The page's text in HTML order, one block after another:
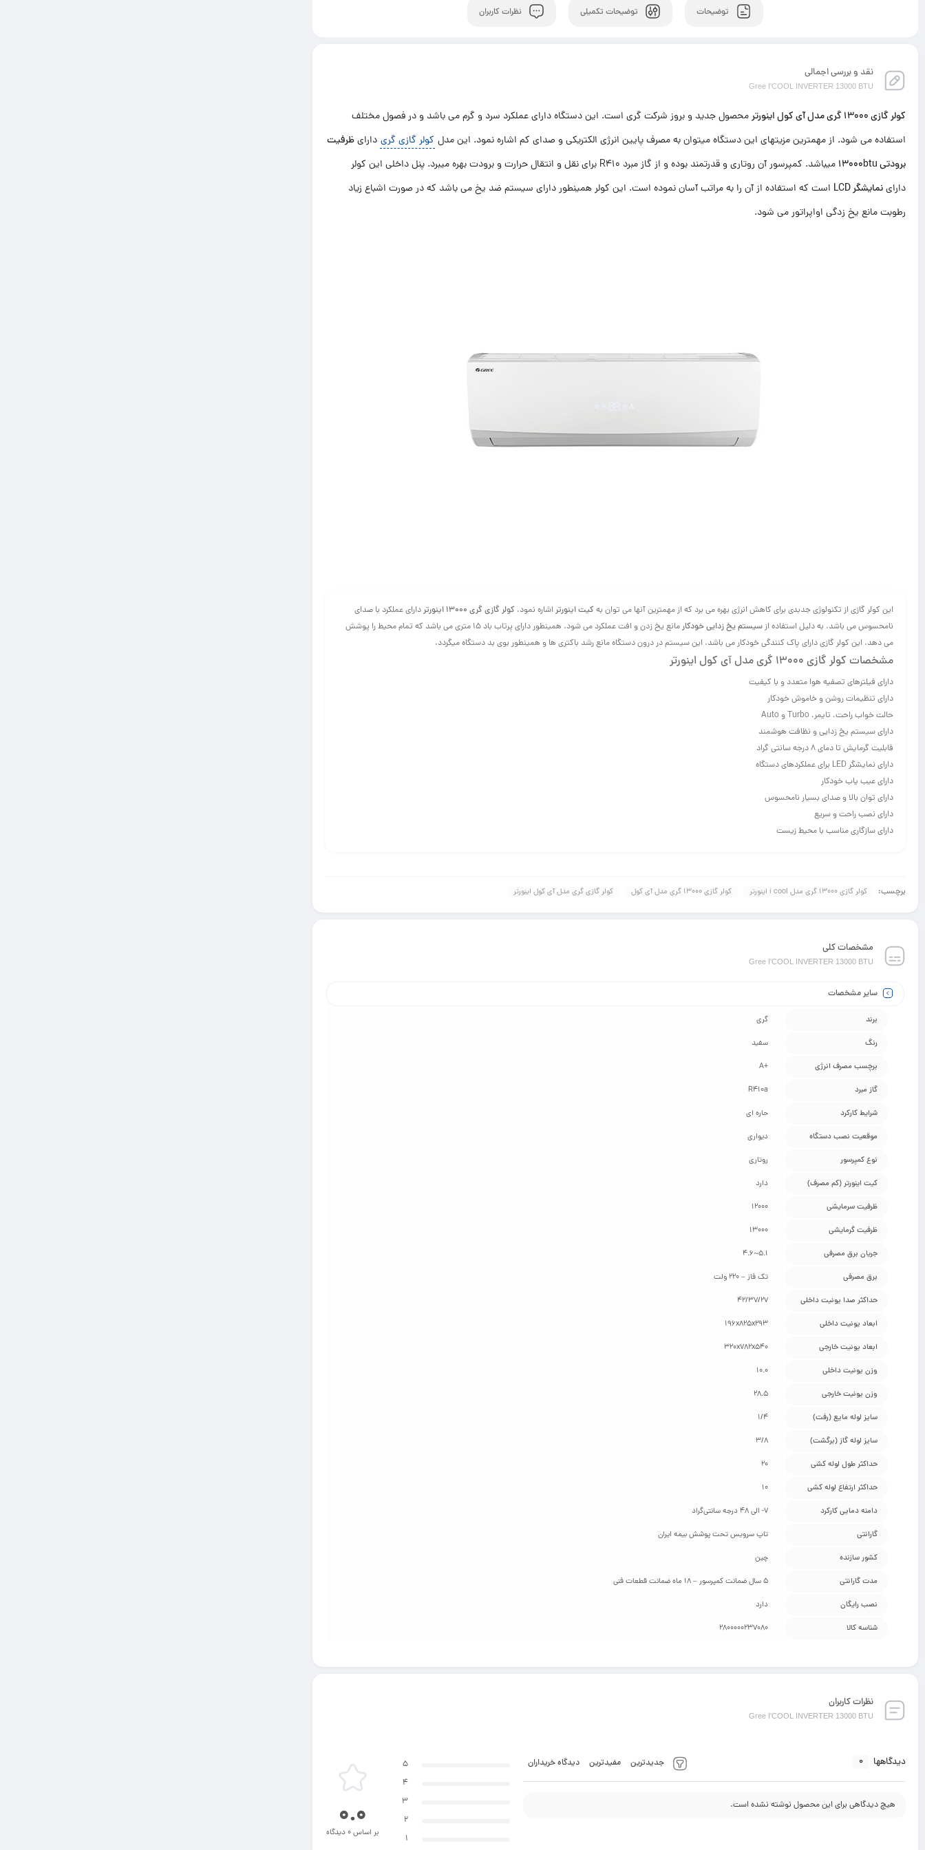
توضیحات توضیحات تکمیلی نظرات کاربران
نقد و بررسی اجمالی
Gree I'COOL INVERTER 13000 BTU
کولر گازی 13000 گری مدل آی کول اینورتر
محصول جدید و بروز شرکت گری است. این دستگاه دارای عملکرد سرد و گرم می باشد و در فصول مختلف
استفاده می شود. از مهمترین مزیتهای این دستگاه میتوان به مصرف پایین انرژی الکتریکی و صدای کم اشاره نمود. این مدل کولر گازی گری دارایظرفیت
برودتی 13000btu
میباشد. کمپرسور آن روتاری و قدرتمند بوده و از گاز مبرد R410 برای نقل و انتقال حرارت و برودت بهره میبرد. پنل داخلی این کولر
داراینمایشگر LCD
است که استفاده از آن را به مراتب آسان نموده است. این کولر همینطور دارای سیستم ضد یخ می باشد که در صورت اشباع زیاد
رطوبت مانع یخ زدگی اواپراتور می شود.
این کولر گازی از تکنولوژی جدبدی برای کاهش انرژی بهره می برد که از مهمترین آنها می توان بهکیت اینورتراشاره نمود. کولر گازی گری 13000 اینورتر
دارای عملکرد با صدای
نامحسوس می باشد. به دلیل استفاده ازسیستم یخ زدایی خودکار
مانع یخ زدن و افت عملکرد می شود. همینطور دارای پرتاب باد ۱۵ متری می باشد که تمام محیط را پوشش
می دهد. این کولر گازی دارای پاک کنندگی خودکار می باشد. این سیستم در درون دستگاه مانع رشد باکتری ها و همینطور بوی بد دستگاه میگردد.
مشخصات کولر گازی 13000 گری مدل آی کول اینورتر
دارای فیلترهای تصفیه هوا متعدد و با کیفیت
دارای تنظیمات روشن و خاموش خودکار
حالت خواب راحت، تایمر، Turbo و Auto
دارای سیستم یخ زدایی و نظافت هوشمند
قابلیت گرمایش تا دمای ۸ درجه سانتی گراد
دارای نمایشگر LED برای عملکردهای دستگاه
دارای عیب یاب خودکار
دارای توان بالا و صدای بسیار نامحسوس
دارای نصب راحت و سریع
دارای سازگاری مناسب با محیط زیست
برچسب: کولر گازی 13000 گری مدل i cool اینورتر کولر گازی 13000 گری مدل آی کول کولر گازی گری مدل آی کول اینورتر
مشخصات کلی
Gree I'COOL INVERTER 13000 BTU
سایر مشخصات
برند گری
رنگ سفید
برچسب مصرف انرژی +A
گاز مبرد R410a
شرایط کارکرد حاره ای
موقعیت نصب دستگاه دیواری
نوع کمپرسور روتاری
کیت اینورتر (کم مصرف) دارد
ظرفیت سرمایشی 12000
ظرفیت گرمایشی 13000
جریان برق مصرفی 5.1~4.6
برق مصرفی تک فاز – 220 ولت
حداکثر صدا یونیت داخلی 42/37/27
ابعاد یونیت داخلی 196x825x293
ابعاد یونیت خارجی 320x782x540
وزن یونیت داخلی 10.0
وزن یونیت خارجی 28.5
سایز لوله مایع (رفت) 1/4
سایز لوله گاز (برگشت) 3/8
حداکثر طول لوله کشی 20
حداکثر ارتفاع لوله کشی 10
دامنه دمایی کارکرد 7- الی 48 درجه سانتی‌گراد
گارانتی تاپ سرویس تحت پوشش بیمه ایران
کشور سازنده چین
مدت گارانتی 5 سال ضمانت کمپرسور – 18 ماه ضمانت قطعات فنی
نصب رایگان دارد
شناسه کالا 2800000237080
نظرات کاربران
Gree I'COOL INVERTER 13000 BTU
دیدگاهها 0 جدیدترین مفیدترین دیدگاه خریداران
هیچ دیدگاهی برای این محصول نوشته نشده است.
5
4
3
2
1
0.0
بر اساس 0 دیدگاه